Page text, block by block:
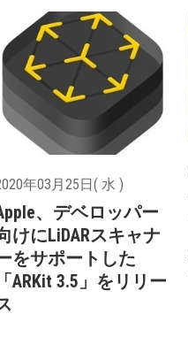
年03月25日( 水 )
、デベロッパー
けにLiDARスキャナ
をサポートした
「ARKit 3.5」をリリー